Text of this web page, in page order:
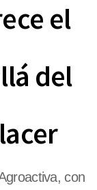
el
del
con